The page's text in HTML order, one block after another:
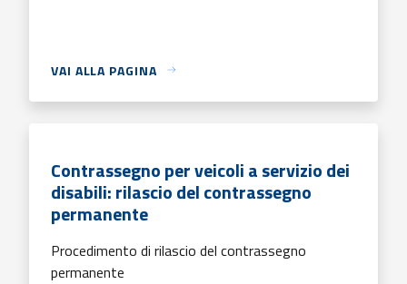
VAI ALLA PAGINA
Contrassegno per veicoli a servizio dei
disabili: rilascio del contrassegno
permanente
Procedimento di rilascio del contrassegno
permanente